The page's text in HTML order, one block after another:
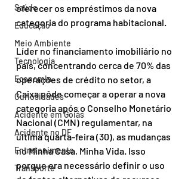
Saúde
Educação
Meio Ambiente
Tecnologia
Economia
Curiosidades
Acidente em Goiás
Acidente no DF
Entretenimento
Transporte
oferecer os empréstimos da nova
categoria do programa habitacional.
Líder no financiamento imobiliário no
país, concentrando cerca de 70% das
operações de crédito no setor, a
Caixa pôde começar a operar a nova
categoria após o Conselho Monetário
Nacional (CMN) regulamentar, na
última quarta-feira (30), as mudanças
no Minha Casa, Minha Vida. Isso
porque era necessário definir o uso